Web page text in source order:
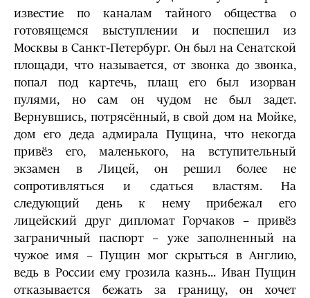
известие по каналам тайного общества о
готовящемся выступлении и поспешил из
Москвы в Санкт-Петербург. Он был на Сенатской
площади, что называется, от звонка до звонка,
попал под картечь, плащ его был изорван
пулями, но сам он чудом не был задет.
Вернувшись, потрясённый, в свой дом на Мойке,
дом его деда адмирала Пущина, что некогда
привёз его, маленького, на вступительный
экзамен в Лицей, он решил более не
сопротивляться и сдаться властям. На
следующий день к нему прибежал его
лицейский друг дипломат Горчаков – привёз
заграничный паспорт – уже заполненный на
чужое имя – Пущин мог скрыться в Англию,
ведь в России ему грозила казнь... Иван Пущин
отказывается бежать за границу, он хочет